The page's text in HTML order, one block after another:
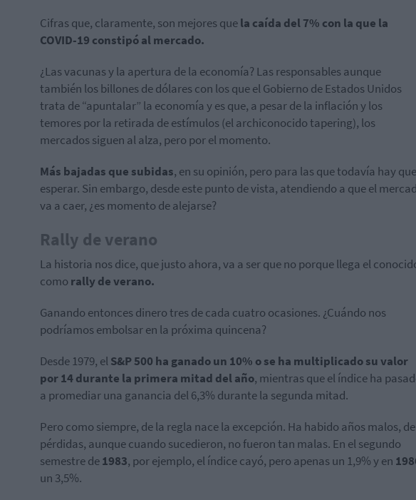
Cifras que, claramente, son mejores quela caída del 7% con la que la
COVID-19 constipó al mercado.
¿Las vacunas y la apertura de la economía? Las responsables aunque
también los billones de dólares con los que el Gobierno de Estados Unidos
trata de “apuntalar” la economía y es que, a pesar de la inflación y los
temores por la retirada de estímulos (el archiconocido tapering), los
mercados siguen al alza, pero por el momento.
Más bajadas que subidas, en su opinión, pero para las que todavía hay que
esperar. Sin embargo, desde este punto de vista, atendiendo a que el
va a caer, ¿es momento de alejarse?
Rally de verano
La historia nos dice, que justo ahora, va a ser que no porque llega el
como rally de verano.
Ganando entonces dinero tres de cada cuatro ocasiones. ¿Cuándo nos
podríamos embolsar en la próxima quincena?
Desde 1979, elS&P 500 ha ganado un 10% o se ha multiplicado su valor
por 14 durante la primera mitad del año, mientras que el índice ha
a promediar una ganancia del 6,3% durante la segunda mitad.
Pero como siempre, de la regla nace la excepción. Ha habido años malos, de
pérdidas, aunque cuando sucedieron, no fueron tan malas. En el segundo
semestre de1983, por ejemplo, el índice cayó, pero apenas un 1,9% y en
un 3,5%.